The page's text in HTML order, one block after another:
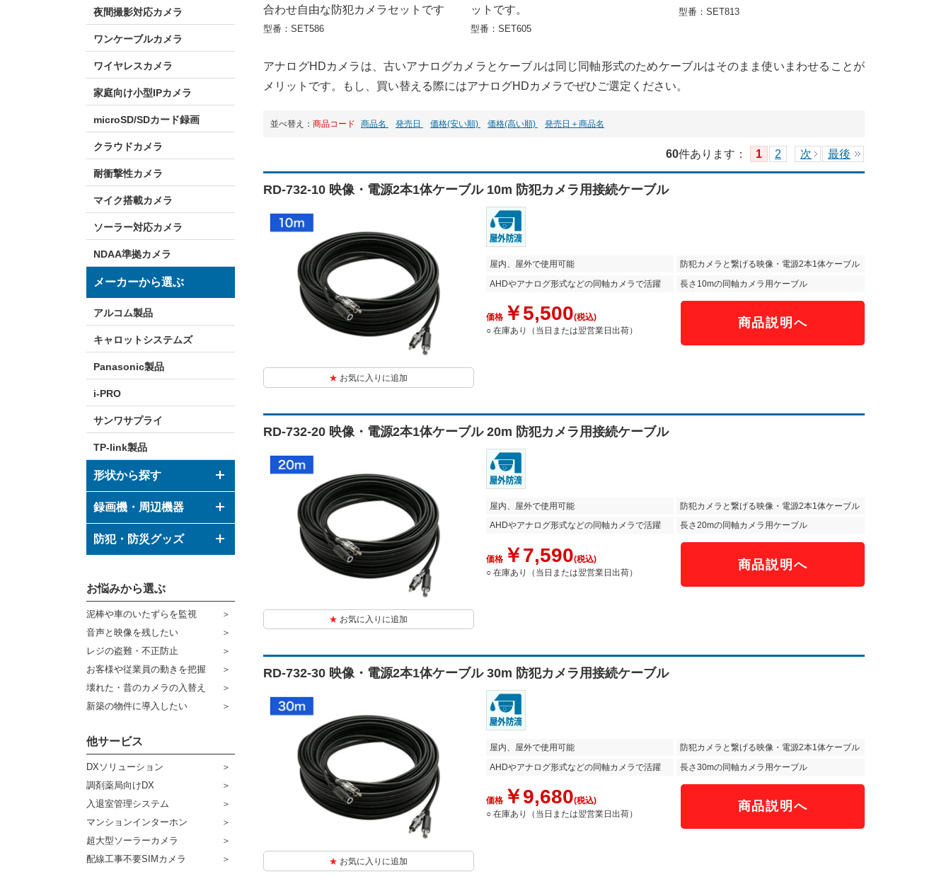
夜間撮影対応カメラ
ワンケーブルカメラ
ワイヤレスカメラ
家庭向け小型IPカメラ
microSD/SDカード録画
クラウドカメラ
耐衝撃性カメラ
マイク搭載カメラ
ソーラー対応カメラ
NDAA準拠カメラ
メーカーから選ぶ
アルコム製品
キャロットシステムズ
Panasonic製品
i-PRO
サンワサプライ
TP-link製品
形状から探す
ドーム型カメラ
ボックス型カメラ
その他形状のカメラ
録画機・周辺機器
デジタルレコーダー
ハウジング
ブラケット
ケーブル
コネクター
その他周辺機器
防犯・防災グッズ
防災グッズ
センサーライト・アラーム
防犯ステッカー
宅配ボックス
販売終了商品
お悩みから選ぶ
泥棒や車のいたずらを監視
音声と映像を残したい
レジの盗難・不正防止
お客様や従業員の動きを把握
壊れた・昔のカメラの入替え
新築の物件に導入したい
他サービス
DXソリューション
調剤薬局向けDX
入退室管理システム
マンションインターホン
超大型ソーラーカメラ
配線工事不要SIMカメラ
合わせ自由な防犯カメラセットです
型番：SET586
ットです。
型番：SET605
型番：SET813
アナログHDカメラは、古いアナログカメラとケーブルは同じ同軸形式のためケーブルはそのまま使いまわせることが
メリットです。もし、買い替える際にはアナログHDカメラでぜひご選定ください。
並べ替え： 商品コード 商品名 発売日 価格(安い順) 価格(高い順) 発売日＋商品名
60件あります ： 1 2 次 最後
RD-732-10 映像・電源2本1体ケーブル 10m 防犯カメラ用接続ケーブル
お気に入りに追加
屋内、屋外で使用可能
防犯カメラと繋げる映像・電源2本1体ケーブル
AHDやアナログ形式などの同軸カメラで活躍
長さ10mの同軸カメラ用ケーブル
価格￥5,500(税込)
○ 在庫あり（当日または翌営業日出荷）
商品説明へ
RD-732-20 映像・電源2本1体ケーブル 20m 防犯カメラ用接続ケーブル
お気に入りに追加
屋内、屋外で使用可能
防犯カメラと繋げる映像・電源2本1体ケーブル
AHDやアナログ形式などの同軸カメラで活躍
長さ20mの同軸カメラ用ケーブル
価格￥7,590(税込)
○ 在庫あり（当日または翌営業日出荷）
商品説明へ
RD-732-30 映像・電源2本1体ケーブル 30m 防犯カメラ用接続ケーブル
お気に入りに追加
屋内、屋外で使用可能
防犯カメラと繋げる映像・電源2本1体ケーブル
AHDやアナログ形式などの同軸カメラで活躍
長さ30mの同軸カメラ用ケーブル
価格￥9,680(税込)
○ 在庫あり（当日または翌営業日出荷）
商品説明へ